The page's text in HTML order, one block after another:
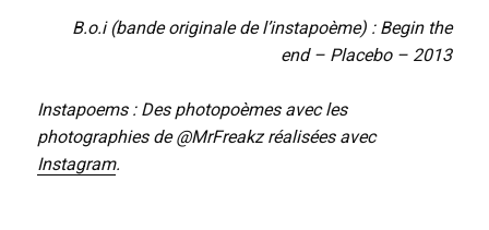
B.o.i (bande originale de l’instapoème) : Begin the
end – Placebo – 2013
Instapoems : Des photopoèmes avec les
photographies de @MrFreakz réalisées avec
Instagram.